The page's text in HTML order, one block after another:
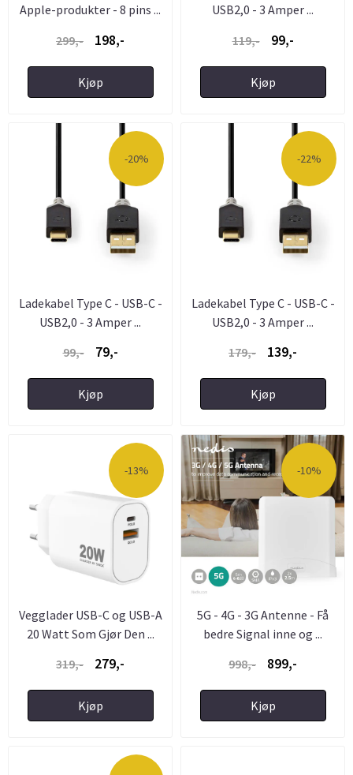
Apple-produkter - 8 pins ...
299,-
198,-
Kjøp
USB2,0 - 3 Amper ...
119,-
99,-
Kjøp
-20%
Ladekabel Type C - USB-C -
USB2,0 - 3 Amper ...
99,-
79,-
Kjøp
-22%
Ladekabel Type C - USB-C -
USB2,0 - 3 Amper ...
179,-
139,-
Kjøp
-13%
Vegglader USB-C og USB-A
20 Watt Som Gjør Den ...
319,-
279,-
Kjøp
-10%
5G - 4G - 3G Antenne - Få
bedre Signal inne og ...
998,-
899,-
Kjøp